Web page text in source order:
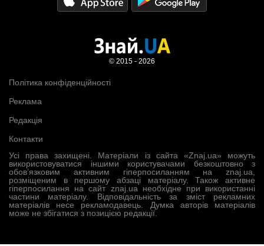
Усі права захищені. Матеріали із сайта «Znaj.ua» можуть
використовуватися іншими користувачами безкоштовно з
обов’язковим активним гіперпосиланням на znaj.ua,
розміщеним в першому абзаці матеріалу. Також активне
гіперпосилання на сайт znaj.ua необхідне при використанні
частини матеріалу. Відповідальність за зміст рекламних
матеріалів несе рекламодавець. Думка авторів матеріалів
може не збігатися з позицією редакції.
Політика конфіденційності
Реклама
Редакція
Контакти
© 2015 - 2026